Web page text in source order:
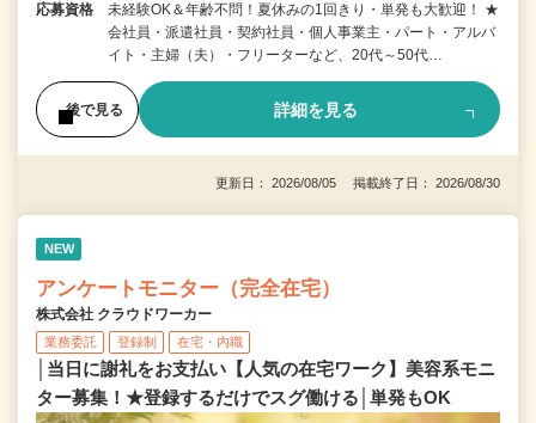
応募資格
未経験OK＆年齢不問！夏休みの1回きり・単発も大歓迎！ ★
会社員・派遣社員・契約社員・個人事業主・パート・アルバ
イト・主婦（夫）・フリーターなど、20代～50代…
後で見る 詳細を見る
更新日： 2026/08/05 掲載終了日： 2026/08/30
NEW
アンケートモニター（完全在宅）
株式会社 クラウドワーカー
業務委託 登録制 在宅・内職
│当日に謝礼をお支払い【人気の在宅ワーク】美容系モニ
ター募集！★登録するだけでスグ働ける│単発もOK